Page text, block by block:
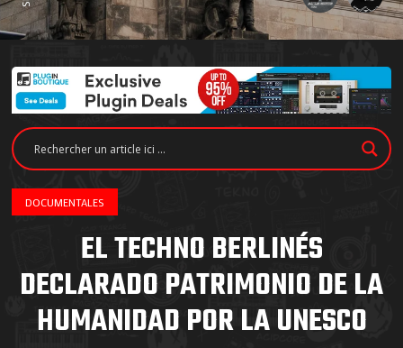
DOCUMENTALES
EL TECHNO BERLINÉS
DECLARADO PATRIMONIO DE LA
HUMANIDAD POR LA UNESCO